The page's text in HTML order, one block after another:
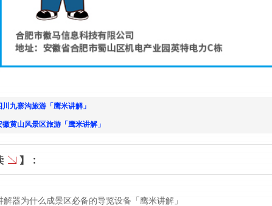
川九寨沟旅游「鹰米讲解」
徽黄山风景区旅游「鹰米讲解」
解器为什么成景区必备的导览设备「鹰米讲解」